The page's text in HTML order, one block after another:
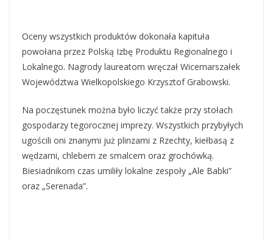
Oceny wszystkich produktów dokonała kapituła
powołana przez Polską Izbę Produktu Regionalnego i
Lokalnego. Nagrody laureatom wręczał Wicemarszałek
Województwa Wielkopolskiego Krzysztof Grabowski.
Na poczęstunek można było liczyć także przy stołach
gospodarzy tegorocznej imprezy. Wszystkich przybyłych
ugościli oni znanymi już plinzami z Rzechty, kiełbasą z
wędzarni, chlebem ze smalcem oraz grochówką.
Biesiadnikom czas umiliły lokalne zespoły „Ale Babki”
oraz „Serenada”.